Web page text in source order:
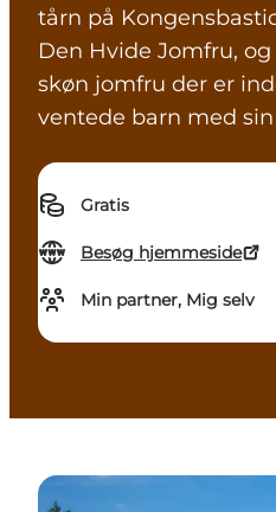
tårn på
Den Hvide Jomfru,
skøn jomfru der er
ventede barn med
Gratis
Besøg hjemmeside
Min partner, Mig selv